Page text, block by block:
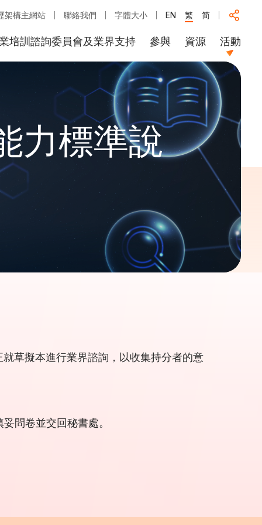
架構主網站 聯絡我們 字體大小 EN 繁 简
培訓諮詢委員會及業界支持 參與 資源 活動
力標準說
草擬本進行業界諮詢，以收集持分者的意
問卷並交回秘書處。